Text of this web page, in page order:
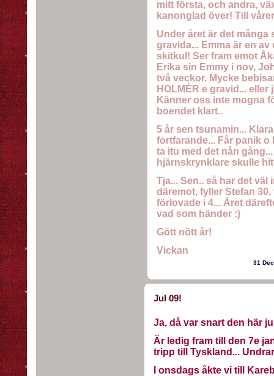
mitt första, och andra,
kanonglad över! Till
Under året är det många
gravida... Emma är en
skitkul! Ser fram emot
Erika sin Emmy i nov,
två veckor. Mycke
HOLMÈR e gravid... eller
Känner oss inte mogna
boendet klart..
5 år sen tsunamin...
fortfarande... Får panik o
ta itu med det nån
hjärnskrynklare skulle
Tja... Sen.. så har det väl
däremot, fyller Stefan
förlovade i 4... Året
vad som händer :)
Gött nött år!
Vickan
31
Jul 09!
Ja, då var snart den här
Är ledig fram till den 7e
tripp till Tyskland...
I onsdags åkte vi till